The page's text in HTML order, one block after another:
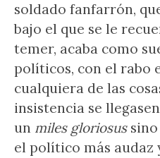
soldado fanfarrón,
bajo el que se le
temer, acaba como
políticos, con el rabo
cualquiera de las
insistencia se
un miles gloriosussino
el político más audaz